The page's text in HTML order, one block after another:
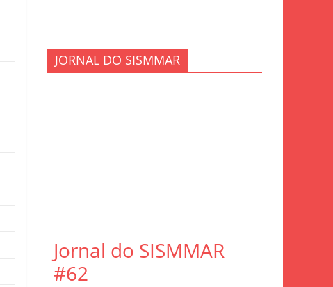
JORNAL DO SISMMAR
Jornal do SISMMAR
#62